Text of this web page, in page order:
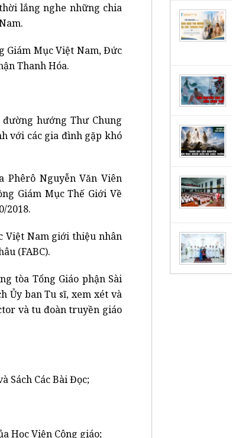
lắng nghe những chia
Giám Mục Việt Nam, Đức
Thanh Hóa.
đường hướng Thư Chung
với các gia đình gặp khó
Phêrô Nguyễn Văn Viên
Giám Mục Thế Giới Về
2018.
Việt Nam giới thiệu nhân
(FABC).
tòa Tổng Giáo phận Sài
Ủy ban Tu sĩ, xem xét và
và tu đoàn truyền giáo
Sách Các Bài Đọc;
Học Viện Công giáo;